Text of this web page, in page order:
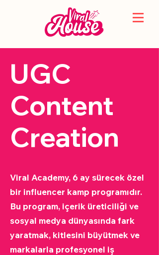
UGC
Content
Creation
Viral Academy, 6 ay sürecek özel
bir influencer kamp programıdır.
Bu program, içerik üreticiliği ve
sosyal medya dünyasında fark
yaratmak, kitlesini büyütmek ve
markalarla profesyonel iş